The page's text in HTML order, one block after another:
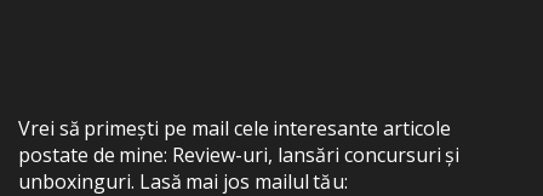
Vrei să primești pe mail cele interesante articole
postate de mine: Review-uri, lansări concursuri și
unboxinguri. Lasă mai jos mailul tău: